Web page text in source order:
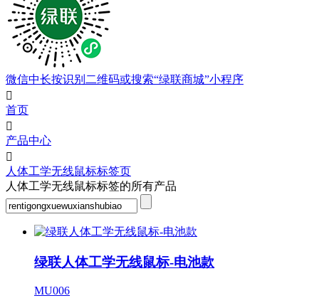
微信中长按识别二维码或搜索“绿联商城”小程序

首页

产品中心

人体工学无线鼠标标签页
人体工学无线鼠标标签的所有产品
绿联人体工学无线鼠标-电池款
MU006